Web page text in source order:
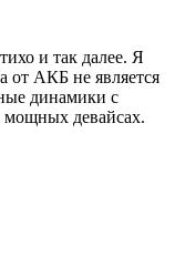
и так далее. Я
от АКБ не является
динамики с
мощных девайсах.